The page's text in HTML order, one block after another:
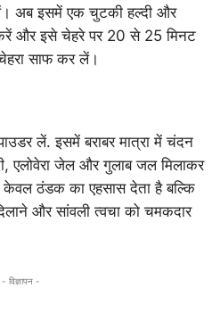
अब इसमें एक चुटकी हल्दी और
और इसे चेहरे पर 20 से 25 मिनट
साफ कर लें।
लें. इसमें बराबर मात्रा में चंदन
एलोवेरा जेल और गुलाब जल मिलाकर
ठंडक का एहसास देता है बल्कि
और सांवली त्वचा को चमकदार
- विज्ञापन -